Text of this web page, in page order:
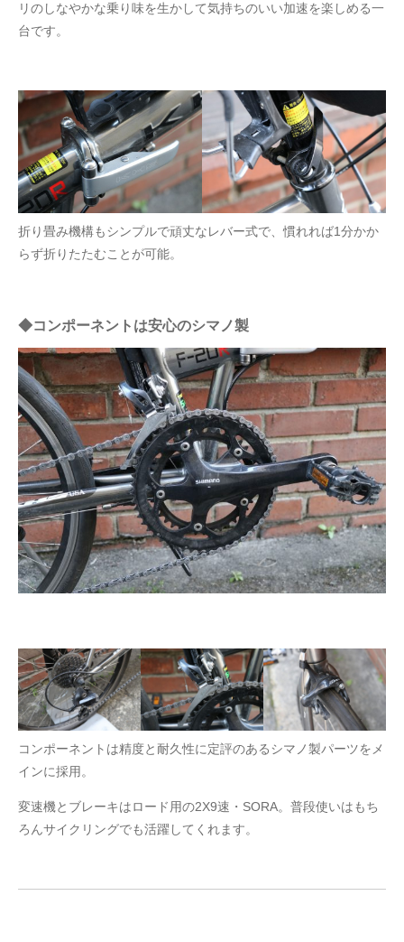
リのしなやかな乗り味を生かして気持ちのいい加速を楽しめる一
台です。
折り畳み機構もシンプルで頑丈なレバー式で、慣れれば1分かか
らず折りたたむことが可能。
◆コンポーネントは安心のシマノ製
コンポーネントは精度と耐久性に定評のあるシマノ製パーツをメ
インに採用。
変速機とブレーキはロード用の2X9速・SORA。普段使いはもち
ろんサイクリングでも活躍してくれます。